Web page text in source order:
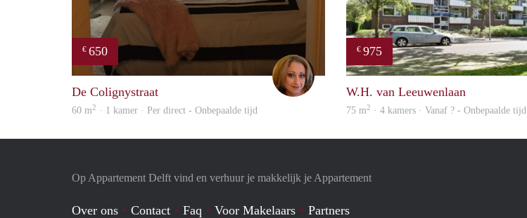
€ 650
De Colignystraat
60 m2 · 1 kamer · Per direct - Onbepaalde tijd
€ 975
W.H. van Leeuwenlaan
75 m2 · 4 kamers · Vanaf ? - Onbepaalde tijd
Op Appartement Delft vind en verhuur je makkelijk je Appartement
Over ons Contact Faq Voor Makelaars Partners